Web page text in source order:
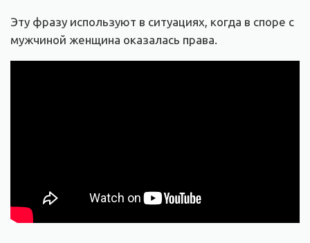
Эту фразу используют в ситуациях, когда в споре с
мужчиной женщина оказалась права.